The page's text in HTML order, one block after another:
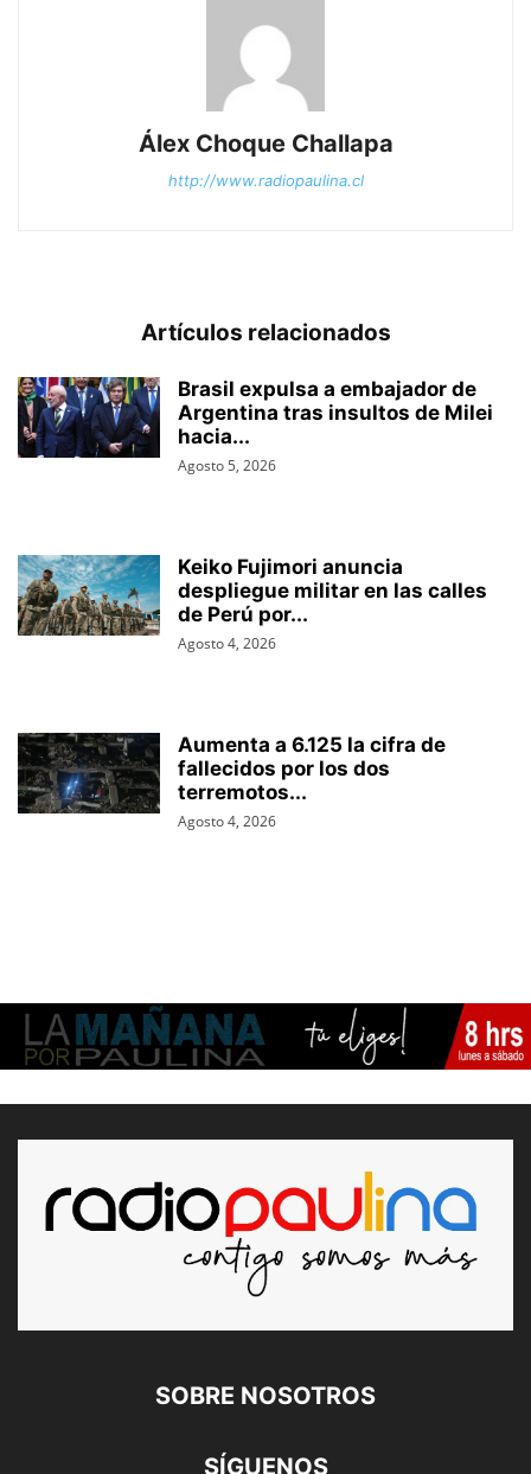
Álex Choque Challapa
http://www.radiopaulina.cl
Artículos relacionados
Brasil expulsa a embajador de
Argentina tras insultos de Milei
hacia...
Agosto 5, 2026
Keiko Fujimori anuncia
despliegue militar en las calles
de Perú por...
Agosto 4, 2026
Aumenta a 6.125 la cifra de
fallecidos por los dos
terremotos...
Agosto 4, 2026
SOBRE NOSOTROS
SÍGUENOS